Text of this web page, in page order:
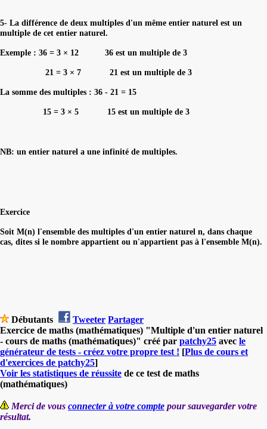
5- La différence de deux multiples d'un même entier naturel est un
multiple de cet entier naturel.
Exemple : 36 = 3 × 12 36 est un multiple de 3
21 = 3 × 7 21 est un multiple de 3
La somme des multiples : 36 - 21 = 15
15 = 3 × 5 15 est un multiple de 3
NB: un entier naturel a une infinité de multiples.
Exercice
Soit M(n) l'ensemble des multiples d'un entier naturel n, dans chaque
cas, dites si le nombre appartient ou n'appartient pas à l'ensemble M(n).
Débutants Tweeter Partager
Exercice de maths (mathématiques) "Multiple d'un entier naturel
- cours de maths (mathématiques)" créé par patchy25 avec le
générateur de tests - créez votre propre test ! [Plus de cours et
d'exercices de patchy25]
Voir les statistiques de réussite de ce test de maths
(mathématiques)
Merci de vous connecter à votre compte pour sauvegarder votre
résultat.